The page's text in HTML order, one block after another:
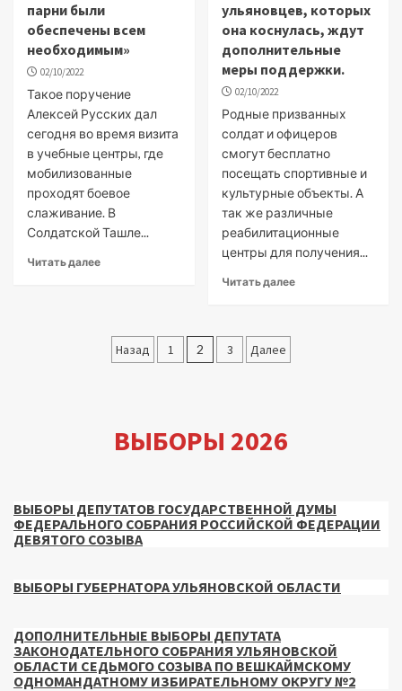
парни были
обеспечены всем
необходимым»
02/10/2022
Такое поручение
Алексей Русских дал
сегодня во время визита
в учебные центры, где
мобилизованные
проходят боевое
слаживание. В
Солдатской Ташле...
Читать далее
ульяновцев, которых
она коснулась, ждут
дополнительные
меры поддержки.
02/10/2022
Родные призванных
солдат и офицеров
смогут бесплатно
посещать спортивные и
культурные объекты. А
так же различные
реабилитационные
центры для получения...
Читать далее
Пагинация
Назад 1 2 3 Далее
ВЫБОРЫ 2026
ВЫБОРЫ ДЕПУТАТОВ ГОСУДАРСТВЕННОЙ ДУМЫ
ФЕДЕРАЛЬНОГО СОБРАНИЯ РОССИЙСКОЙ ФЕДЕРАЦИИ
ДЕВЯТОГО СОЗЫВА
ВЫБОРЫ ГУБЕРНАТОРА УЛЬЯНОВСКОЙ ОБЛАСТИ
ДОПОЛНИТЕЛЬНЫЕ ВЫБОРЫ ДЕПУТАТА
ЗАКОНОДАТЕЛЬНОГО СОБРАНИЯ УЛЬЯНОВСКОЙ
ОБЛАСТИ СЕДЬМОГО СОЗЫВА ПО ВЕШКАЙМСКОМУ
ОДНОМАНДАТНОМУ ИЗБИРАТЕЛЬНОМУ ОКРУГУ №2